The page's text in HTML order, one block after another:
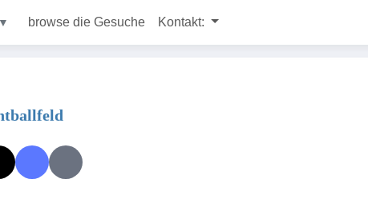
browse die Gesuche Kontakt: